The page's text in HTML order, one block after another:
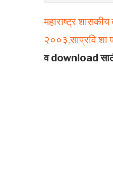
महाराष्ट्र
२००३,साप्रवि
व download